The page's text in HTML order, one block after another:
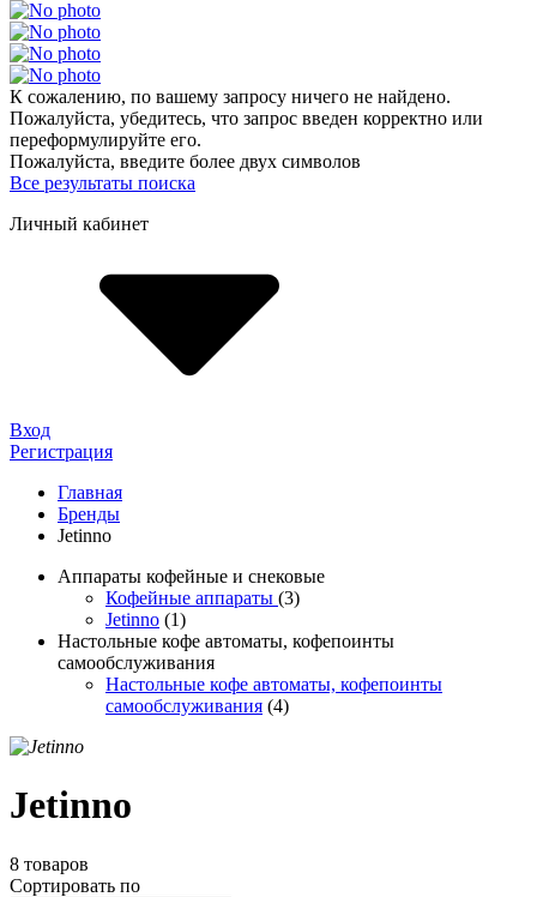
К сожалению, по вашему запросу ничего не найдено.
Пожалуйста, убедитесь, что запрос введен корректно или
переформулируйте его.
Пожалуйста, введите более двух символов
Все результаты поиска
Личный кабинет
Вход
Регистрация
Главная
Бренды
Jetinno
Аппараты кофейные и снековые
Кофейные аппараты (3)
Jetinno (1)
Настольные кофе автоматы, кофепоинты
самообслуживания
Настольные кофе автоматы, кофепоинты
самообслуживания (4)
Jetinno
8 товаров
Сортировать по